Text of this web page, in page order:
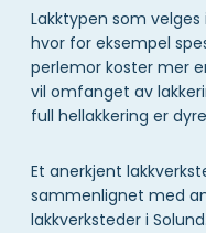
Lakktypen som
hvor for eksempel
perlemor koster mer
vil omfanget av
full hellakkering er
Et anerkjent
sammenlignet med
lakkverksteder i Solund.